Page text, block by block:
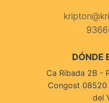
DÓNDE
Ca Ribada 2B -
Congost 08520
del